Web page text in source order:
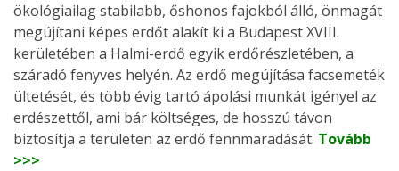
ökológiailag stabilabb, őshonos fajokból álló, önmagát
megújítani képes erdőt alakít ki a Budapest XVIII.
kerületében a Halmi-erdő egyik erdőrészletében, a
száradó fenyves helyén. Az erdő megújítása facsemeték
ültetését, és több évig tartó ápolási munkát igényel az
erdészettől, ami bár költséges, de hosszú távon
biztosítja a területen az erdő fennmaradását. Tovább
>>>